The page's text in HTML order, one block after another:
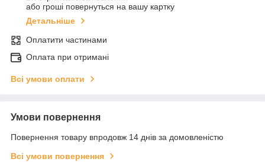
або гроші повернуться на вашу картку
Детальніше
Оплатити частинами
Оплата при отримані
Всі умови оплати
Умови повернення
Повернення товару впродовж 14 днів за домовленістю
Всі умови повернення